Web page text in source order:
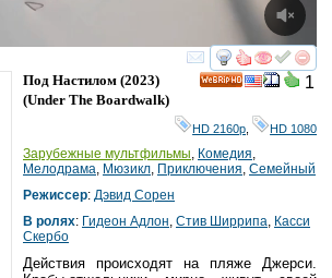
смотреть
1
Под Настилом (2023)
(Under The Boardwalk)
HD 2160р HD 1080
Зарубежные мультфильмы Комедия
Мелодрама Мюзикл Приключения Семейный
Режиссер: Дэвид Сорен
В ролях: Гидеон Адлон Стив Ширрипа Касси
Скербо
Действия происходят на пляже Джерси.